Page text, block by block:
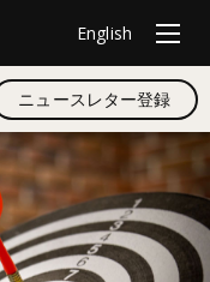
English
ニュースレター登録